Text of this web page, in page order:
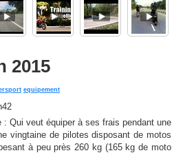
2015
equipement
: Qui veut équiper à ses frais pendant une
vingtaine de pilotes disposant de motos
à peu près 260 kg (165 kg de moto